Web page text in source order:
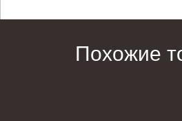
Похожие